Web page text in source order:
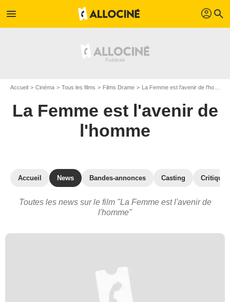
menu profil search
Accueil Cinéma Tous les films Films Drame La Femme est l'avenir de l'homme
La Femme est l'avenir de
l'homme
Accueil News Bandes-annonces Casting
Toutes les news sur le film "La Femme est l'avenir de
l'homme"